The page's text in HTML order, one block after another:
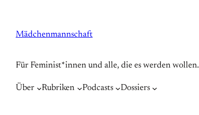
springen
Mädchenmannschaft
Für Feminist*innen und alle, die es werden wollen.
Über Rubriken Podcasts Dossiers